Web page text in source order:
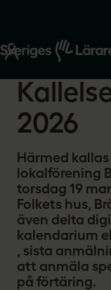
Start
Om oss
2026-02-06
2026
Härmed
lokalförening
torsdag 19
Folkets hus,
även delta
kalendarium
, sista
att anmäla
på förtäring.